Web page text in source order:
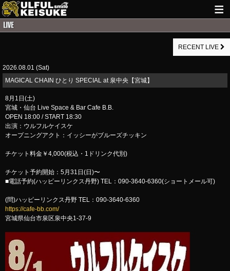
GUITAR WORKS
RECENT LIVE
2026.08.01 (Sat)
MAGICAL CHAIN ひとり SPECIAL at 泉中央【宮城】
8月1日(土)
宮城・仙台 Live Space & Bar Cafe B.B.
OPEN 18:00 / START 18:30
出演：ウルフルケイスケ
オープニングアクト：イッシーがブルーズチッキン
チケット料金￥4,000(税込・1ドリンク代別)
チケット予約開始：5月31日(日)〜
■電話予約(ハッピーリンクス丹野) TEL：090-3640-6360(ショートメール可)
(問)ハッピーリンクス丹野 TEL：090-3640-6360
https://cafe-bb.com/
宮城県仙台市泉区泉中央1-37-9